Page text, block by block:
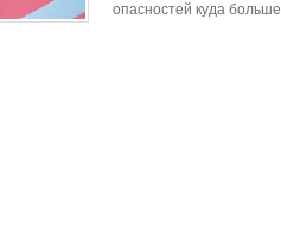
опасностей куда